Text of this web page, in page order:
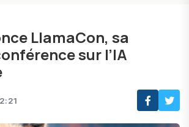
LlamaCon, sa
sur l’IA